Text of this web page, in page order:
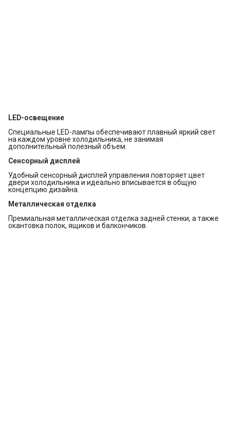
LED-освещение
Специальные LED-лампы обеспечивают плавный яркий свет
на каждом уровне холодильника, не занимая
дополнительный полезный объем.
Сенсорный дисплей
Удобный сенсорный дисплей управления повторяет цвет
двери холодильника и идеально вписывается в общую
концепцию дизайна.
Металлическая отделка
Премиальная металлическая отделка задней стенки, а также
окантовка полок, ящиков и балкончиков.